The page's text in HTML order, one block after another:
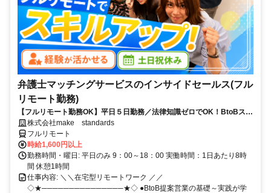
弁護士マッチングサービスのインサイドセールス(フル
リモート勤務)
【フルリモート勤務OK】平日５日勤務／法律知識ゼロでOK！BtoBスキ
ルが身につく営業職
株式会社make standards
フルリモート
時給1,600円以上
勤務時間・曜日: 平日のみ 9：00～18：00 実働時間：1日あたり8時
間 休憩1時間
仕事内容: ＼＼在宅型リモートワーク ／／
◇★───────────────★◇ ●BtoB提案営業の基礎～実践が学